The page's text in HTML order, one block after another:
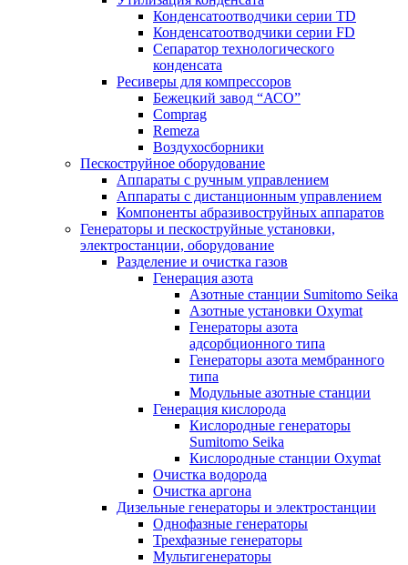
Конденсатоотводчики серии TD
Конденсатоотводчики серии FD
Сепаратор технологического
конденсата
Ресиверы для компрессоров
Бежецкий завод “АСО”
Comprag
Remeza
Воздухосборники
Пескоструйное оборудование
Аппараты с ручным управлением
Аппараты с дистанционным управлением
Компоненты абразивоструйных аппаратов
Генераторы и пескоструйные установки,
электростанции, оборудование
Разделение и очистка газов
Генерация азота
Азотные станции Sumitomo Seika
Азотные установки Oxymat
Генераторы азота
адсорбционного типа
Генераторы азота мембранного
типа
Модульные азотные станции
Генерация кислорода
Кислородные генераторы
Sumitomo Seika
Кислородные станции Oxymat
Очистка водорода
Очистка аргона
Дизельные генераторы и электростанции
Однофазные генераторы
Трехфазные генераторы
Мультигенераторы